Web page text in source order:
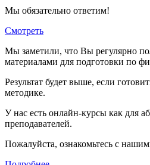
Мы обязательно ответим!
Смотреть
Мы заметили, что Вы регулярно
материалами для подготовки по
Результат будет выше, если
методике.
У нас есть онлайн-курсы как для
преподавателей.
Пожалуйста, ознакомьтесь с